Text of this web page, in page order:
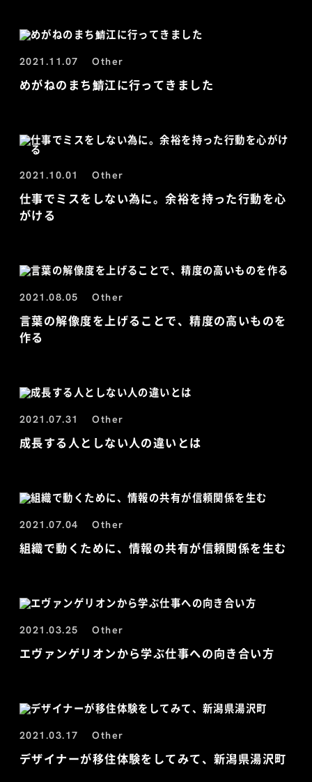
2021.11.07 Other
めがねのまち鯖江に行ってきました
2021.10.01 Other
仕事でミスをしない為に。余裕を持った行動を心
がける
2021.08.05 Other
言葉の解像度を上げることで、精度の高いものを
作る
2021.07.31 Other
成長する人としない人の違いとは
2021.07.04 Other
組織で動くために、情報の共有が信頼関係を生む
2021.03.25 Other
エヴァンゲリオンから学ぶ仕事への向き合い方
2021.03.17 Other
デザイナーが移住体験をしてみて、新潟県湯沢町